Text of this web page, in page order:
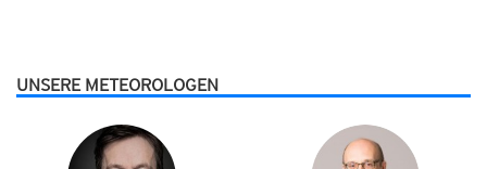
UNSERE METEOROLOGEN